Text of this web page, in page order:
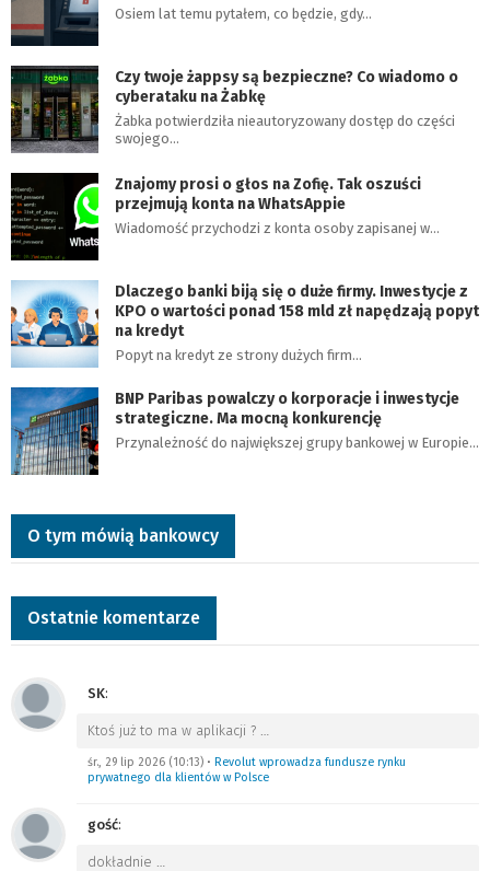
Osiem lat temu pytałem, co będzie, gdy…
Czy twoje żappsy są bezpieczne? Co wiadomo o
cyberataku na Żabkę
Żabka potwierdziła nieautoryzowany dostęp do części
swojego…
Znajomy prosi o głos na Zofię. Tak oszuści
przejmują konta na WhatsAppie
Wiadomość przychodzi z konta osoby zapisanej w…
Dlaczego banki biją się o duże firmy. Inwestycje z
KPO o wartości ponad 158 mld zł napędzają popyt
na kredyt
Popyt na kredyt ze strony dużych firm…
BNP Paribas powalczy o korporacje i inwestycje
strategiczne. Ma mocną konkurencję
Przynależność do największej grupy bankowej w Europie…
O tym mówią bankowcy
Ostatnie komentarze
SK:
Ktoś już to ma w aplikacji ? …
śr., 29 lip 2026 (10:13) • Revolut wprowadza fundusze rynku
prywatnego dla klientów w Polsce
gość:
dokładnie …